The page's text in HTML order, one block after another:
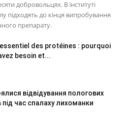
добровольцях. В інституті
підходять до кінця випробування
препарату.
essentiel des protéines : pourquoi
besoin et...
відвідування пологових
під час спалаху лихоманки